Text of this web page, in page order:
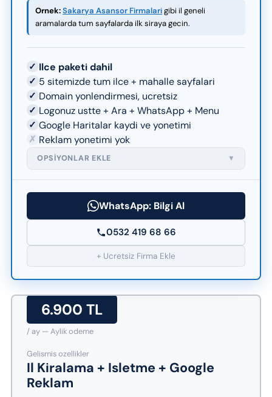
Ornek:Sakarya Asansor Firmalarigibi il geneli
aramalarda tum sayfalarda ilk siraya gecin.
✓ Ilce paketi dahil
✓ 5 sitemizde tum ilce + mahalle sayfalari
✓ Domain yonlendirmesi, ucretsiz
✓ Logonuz ustte + Ara + WhatsApp + Menu
✓ Google Haritalar kaydi ve yonetimi
✗ Reklam yonetimi yok
OPSIYONLAR EKLE ▼
WhatsApp: Bilgi Al
0532 419 68 66
+ Ucretsiz Firma Ekle
6.900 TL
/ ay — Aylik odeme
Gelismis ozellikler
Il Kiralama + Isletme + Google
Reklam